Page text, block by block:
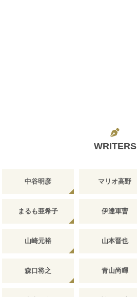
WRITERS
中谷明彦 マリオ高野
まるも亜希子 伊達軍曹
山崎元裕 山本晋也
森口将之 青山尚暉